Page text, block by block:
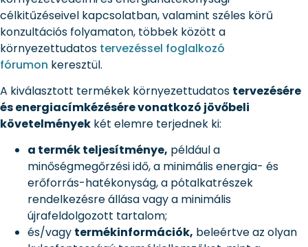
célkitűzéseivel kapcsolatban, valamint széles körű
konzultációs folyamaton, többek között a
környezettudatos tervezéssel foglalkozó
fórumon keresztül.
A kiválasztott termékek környezettudatos tervezésére
és energiacímkézésére vonatkozó jövőbeli
követelmények két elemre terjednek ki:
a termék teljesítménye, például a
minőségmegőrzési idő, a minimális energia- és
erőforrás-hatékonyság, a pótalkatrészek
rendelkezésre állása vagy a minimális
újrafeldolgozott tartalom;
és/vagy termékinformációk, beleértve az olyan